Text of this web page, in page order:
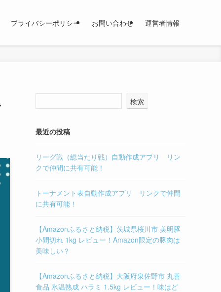
プライバシーポリシー お問い合わせ 運営者情報
検索
最近の投稿
リーグ戦（総当たり戦）自動作成アプリ リン
クで仲間に共有可能！
トーナメント表自動作成アプリ リンクで仲間
に共有可能！
【Amazonふるさと納税】茨城県桜川市 美明豚
小間切れ 1kg レビュー！Amazon限定の豚肉は
美味しい？
【Amazonふるさと納税】大阪府泉佐野市 丸善
食品 氷温熟成 ハラミ 1.5kg レビュー！味はど